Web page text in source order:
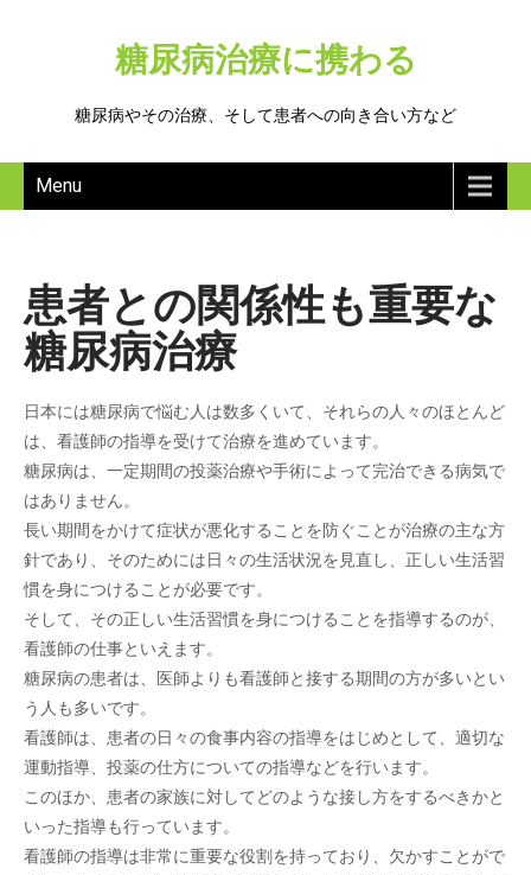
糖尿病治療に携わる
糖尿病やその治療、そして患者への向き合い方など
Menu
患者との関係性も重要な
糖尿病治療
日本には糖尿病で悩む人は数多くいて、それらの人々のほとんど
は、看護師の指導を受けて治療を進めています。
糖尿病は、一定期間の投薬治療や手術によって完治できる病気で
はありません。
長い期間をかけて症状が悪化することを防ぐことが治療の主な方
針であり、そのためには日々の生活状況を見直し、正しい生活習
慣を身につけることが必要です。
そして、その正しい生活習慣を身につけることを指導するのが、
看護師の仕事といえます。
糖尿病の患者は、医師よりも看護師と接する期間の方が多いとい
う人も多いです。
看護師は、患者の日々の食事内容の指導をはじめとして、適切な
運動指導、投薬の仕方についての指導などを行います。
このほか、患者の家族に対してどのような接し方をするべきかと
いった指導も行っています。
看護師の指導は非常に重要な役割を持っており、欠かすことがで